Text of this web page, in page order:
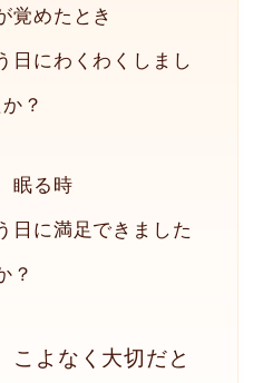
覚めたとき
日にわくわくしまし
？
眠る時
日に満足できました
？
こよなく大切だと